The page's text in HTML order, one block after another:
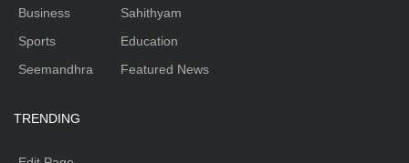
Business
Sports
Seemandhra
Sahithyam
Education
Featured News
TRENDING